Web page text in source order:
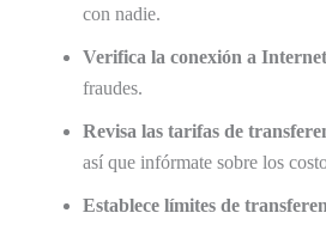
con nadie.
Verifica la conexión a
fraudes.
Revisa las tarifas de
así que infórmate sobre los
Establece límites de